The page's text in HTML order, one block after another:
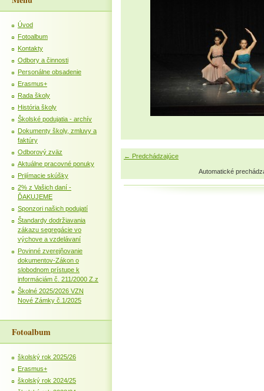
← Predchádzajúce
Automatické
Úvod
Fotoalbum
Kontakty
Odbory a činnosti
Personálne obsadenie
Erasmus+
Rada školy
História školy
Školské podujatia - archív
Dokumenty školy, zmluvy a
faktúry
Odborový zväz
Aktuálne pracovné ponuky
Prijímacie skúšky
2% z Vašich daní -
ĎAKUJEME
Sponzori našich podujatí
Štandardy dodržiavania
zákazu segregácie vo
výchove a vzdelávaní
Povinné zverejňovanie
dokumentov-Zákon o
slobodnom prístupe k
informáciám č. 211/2000 Z.z
Školné 2025/2026 VZN
Nové Zámky č.1/2025
Fotoalbum
školský rok 2025/26
Erasmus+
školský rok 2024/25